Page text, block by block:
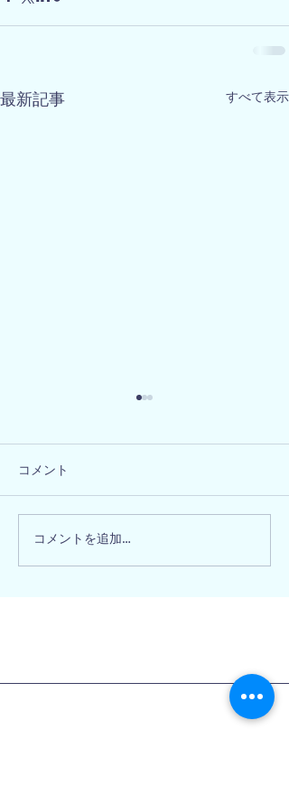
最新記事 すべて表示
奈良県北葛城郡 N様邸
コメント
コメントを追加…